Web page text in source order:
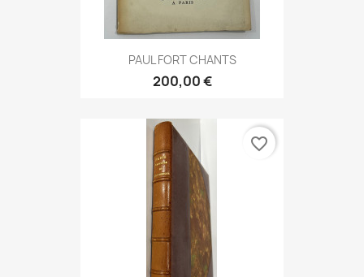
PAUL FORT CHANTS
200,00 €
favorite_border